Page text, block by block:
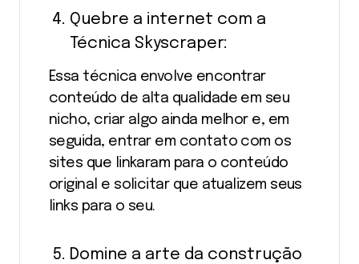
Quebre a internet com a
Técnica Skyscraper:
Essa técnica envolve encontrar
conteúdo de alta qualidade em seu
nicho, criar algo ainda melhor e, em
seguida, entrar em contato com os
sites que linkaram para o conteúdo
original e solicitar que atualizem seus
links para o seu.
Domine a arte da construção